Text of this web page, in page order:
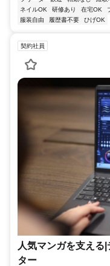
ネイルOK
研修あり 在宅OK
服装自由
履歴書不要 ひげOK
契約社員
人気マンガを支える
ター